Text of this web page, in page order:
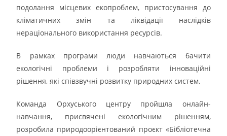
подолання місцевих екопроблем, пристосування до
кліматичних змін та ліквідації наслідків
нераціонального використання ресурсів.
В рамках програми люди навчаються бачити
екологічні проблеми і розробляти інноваційні
рішення, які співзвучні розвитку природних систем.
Команда Орхуського центру пройшла онлайн-
навчання, присвячені екологічним рішенням,
розробила природоорієнтований проєкт «Бібліотечна